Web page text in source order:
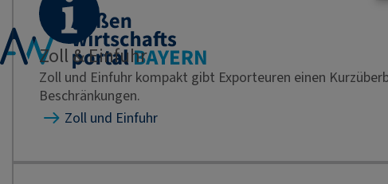
Zoll & Einfuhr
Zoll und Einfuhr kompakt gibt Exporteuren einen
Beschränkungen.
Zoll und Einfuhr